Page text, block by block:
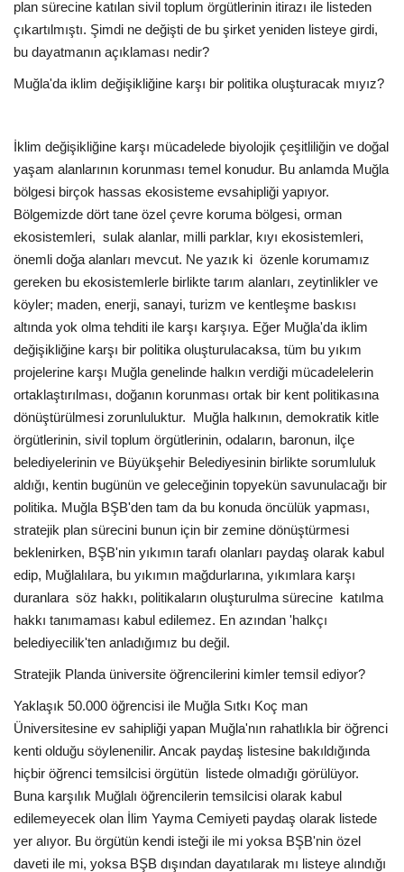
plan sürecine katılan sivil toplum örgütlerinin itirazı ile listeden
çıkartılmıştı. Şimdi ne değişti de bu şirket yeniden listeye girdi,
bu dayatmanın açıklaması nedir?
Muğla'da iklim değişikliğine karşı bir politika oluşturacak mıyız?
İklim değişikliğine karşı mücadelede biyolojik çeşitliliğin ve doğal
yaşam alanlarının korunması temel konudur. Bu anlamda Muğla
bölgesi birçok hassas ekosisteme evsahipliği yapıyor.
Bölgemizde dört tane özel çevre koruma bölgesi, orman
ekosistemleri, sulak alanlar, milli parklar, kıyı ekosistemleri,
önemli doğa alanları mevcut. Ne yazık ki özenle korumamız
gereken bu ekosistemlerle birlikte tarım alanları, zeytinlikler ve
köyler; maden, enerji, sanayi, turizm ve kentleşme baskısı
altında yok olma tehditi ile karşı karşıya. Eğer Muğla'da iklim
değişikliğine karşı bir politika oluşturulacaksa, tüm bu yıkım
projelerine karşı Muğla genelinde halkın verdiği mücadelelerin
ortaklaştırılması, doğanın korunması ortak bir kent politikasına
dönüştürülmesi zorunluluktur. Muğla halkının, demokratik kitle
örgütlerinin, sivil toplum örgütlerinin, odaların, baronun, ilçe
belediyelerinin ve Büyükşehir Belediyesinin birlikte sorumluluk
aldığı, kentin bugünün ve geleceğinin topyekün savunulacağı bir
politika. Muğla BŞB'den tam da bu konuda öncülük yapması,
stratejik plan sürecini bunun için bir zemine dönüştürmesi
beklenirken, BŞB'nin yıkımın tarafı olanları paydaş olarak kabul
edip, Muğlalılara, bu yıkımın mağdurlarına, yıkımlara karşı
duranlara söz hakkı, politikaların oluşturulma sürecine katılma
hakkı tanımaması kabul edilemez. En azından 'halkçı
belediyecilik'ten anladığımız bu değil.
Stratejik Planda üniversite öğrencilerini kimler temsil ediyor?
Yaklaşık 50.000 öğrencisi ile Muğla Sıtkı Koç man
Üniversitesine ev sahipliği yapan Muğla'nın rahatlıkla bir öğrenci
kenti olduğu söylenenilir. Ancak paydaş listesine bakıldığında
hiçbir öğrenci temsilcisi örgütün listede olmadığı görülüyor.
Buna karşılık Muğlalı öğrencilerin temsilcisi olarak kabul
edilemeyecek olan İlim Yayma Cemiyeti paydaş olarak listede
yer alıyor. Bu örgütün kendi isteği ile mi yoksa BŞB'nin özel
daveti ile mi, yoksa BŞB dışından dayatılarak mı listeye alındığı